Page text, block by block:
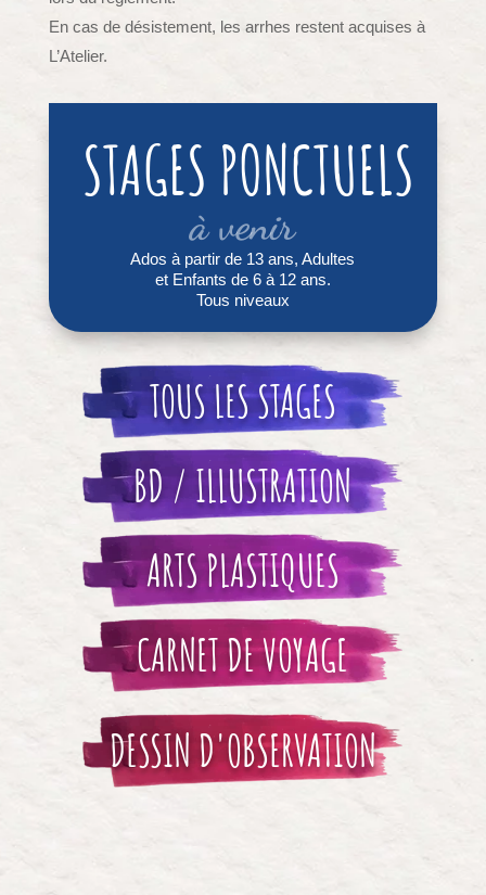
En cas de désistement, les arrhes restent acquises à
L’Atelier.
STAGES PONCTUELS
à venir
Ados à partir de 13 ans, Adultes
et Enfants de 6 à 12 ans.
Tous niveaux
TOUS LES STAGES
BD / ILLUSTRATION
ARTS PLASTIQUES
CARNET DE VOYAGE
DESSIN D'OBSERVATION